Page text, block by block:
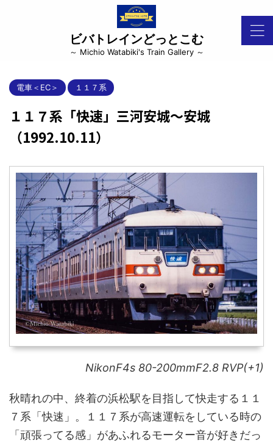
ビバトレインどっとこむ
～ Michio Watabiki's Train Gallery ～
電車＜EC＞ １１７系
１１７系「快速」三河安城～安城
（1992.10.11）
NikonF4s 80-200mmF2.8 RVP(+1)
秋晴れの中、終着の浜松駅を目指して快走する１１
７系「快速」。１１７系が高速運転をしている時の
「頑張ってる感」があふれるモーター音が好きだっ